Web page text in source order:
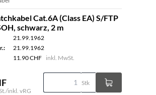
Cat.6A (Class EA) S/FTP
schwarz, 2 m
21.99.1962
21.99.1962
11.90 CHF inkl. MwSt.
inkl. vRG
Stk